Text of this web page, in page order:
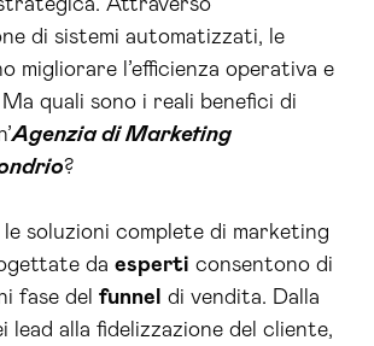
Attraverso
di sistemi automatizzati, le
migliorare l’efficienza operativa e
quali sono i reali benefici di
Agenzia di Marketing
?
le soluzioni complete di marketing
da esperti consentono di
fase del funnel
di vendita. Dalla
lead alla fidelizzazione del cliente,